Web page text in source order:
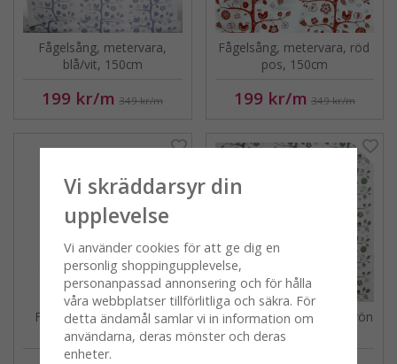
Fågelsång, metervara,
blå/vit, 150cm
199 kr/m 349 kr/m
Fågelsång, metervara, röd
pos, 150cm
199 kr/m 349 kr/m
Fågelsång, panelgardin,
brun/blå, 2-pack
Fågelsång, metervara, grön
pos, 150cm
Vi skräddarsyr din
upplevelse
Vi använder cookies för att ge dig en
personlig shoppingupplevelse,
personanpassad annonsering och för hålla
våra webbplatser tillförlitliga och säkra. För
detta ändamål samlar vi in information om
användarna, deras mönster och deras
enheter.